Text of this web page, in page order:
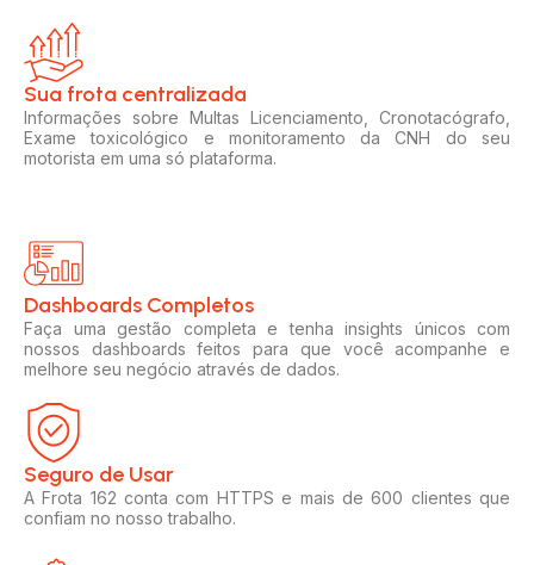
Sua frota centralizada​
Informações sobre Multas Licenciamento, Cronotacógrafo,
Exame toxicológico e monitoramento da CNH do seu
motorista em uma só plataforma.
Dashboards Completos​​
Faça uma gestão completa e tenha insights únicos com
nossos dashboards feitos para que você acompanhe e
melhore seu negócio através de dados.
Seguro de Usar​
A Frota 162 conta com HTTPS e mais de 600 clientes que
confiam no nosso trabalho.